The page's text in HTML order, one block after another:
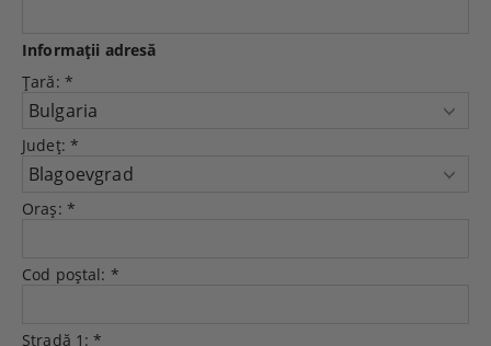
Informaţii adresă
Ţară: *
Județ: *
Oraș: *
Cod poștal: *
Stradă 1:*